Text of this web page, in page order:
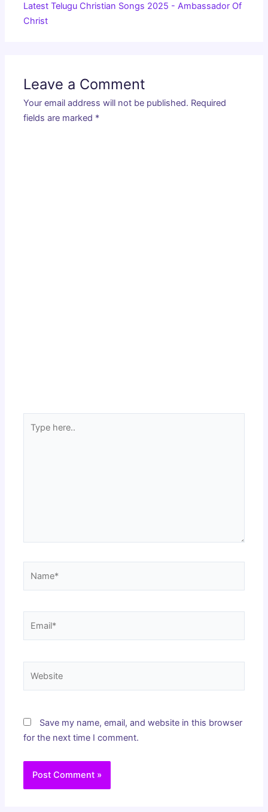
Latest Telugu Christian Songs 2025 - Ambassador Of
Christ
Leave a Comment
Your email address will not be published. Required
fields are marked *
here..
Save my name, email, and website in this browser
for the next time I comment.